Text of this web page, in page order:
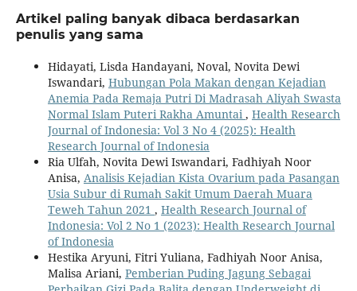
Artikel paling banyak dibaca berdasarkan
penulis yang sama
Hidayati, Lisda Handayani, Noval, Novita Dewi
Iswandari, Hubungan Pola Makan dengan Kejadian
Anemia Pada Remaja Putri Di Madrasah Aliyah Swasta
Normal Islam Puteri Rakha Amuntai, Health Research
Journal of Indonesia: Vol 3 No 4 (2025): Health
Research Journal of Indonesia
Ria Ulfah, Novita Dewi Iswandari, Fadhiyah Noor
Anisa, Analisis Kejadian Kista Ovarium pada Pasangan
Usia Subur di Rumah Sakit Umum Daerah Muara
Teweh Tahun 2021 , Health Research Journal of
Indonesia: Vol 2 No 1 (2023): Health Research Journal
of Indonesia
Hestika Aryuni, Fitri Yuliana, Fadhiyah Noor Anisa,
Malisa Ariani, Pemberian Puding Jagung Sebagai